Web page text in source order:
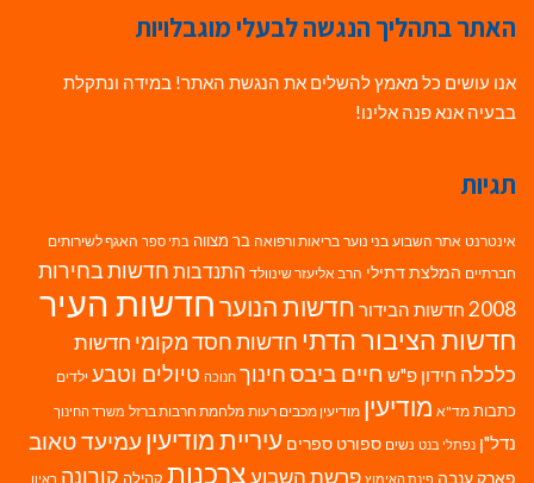
האתר בתהליך הנגשה לבעלי מוגבלויות
אנו עושים כל מאמץ להשלים את הנגשת האתר! במידה ונתקלת
בבעיה אנא פנה אלינו!
תגיות
אינטרנט אתר השבוע בני נוער בריאות ורפואה בר מצווה בתי ספר האגף לשירותים
חברתיים המלצת דתילי הרב אליעזר שינוולד התנדבות חדשות בחירות
2008 חדשות הבידור חדשות הנוערחדשות העיר
חדשות הציבור הדתי חדשות חסד מקומי חדשות
כלכלה חידון פ"ש חיים ביבסחינוך חנוכה טיולים וטבע ילדים
כתבות מד"א מודיעין מודיעין מכבים רעות מלחמת חרבות ברזל משרד החינוך
נדל"ן נפתלי בנט נשים ספורט ספרים עיריית מודיעין עמיעד טאוב
פארק ענבה פינת האימוץ פרשת השבועצרכנות קהילה קורונה ראיון